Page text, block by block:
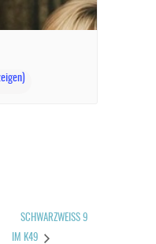
SCHWARZWEISS 9 I
M K49